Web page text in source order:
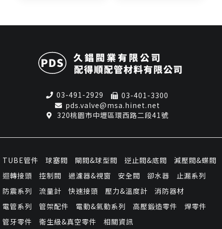
03-491-2929
03-401-3300
pds.valve@msa.hinet.net
320桃園市中壢區環西路二段41號
TUBE管件 球塞閥 閘閥&球型閥 逆止閥&底閥
減壓閥&蝶閥
迴轉接頭
控制閥 過濾器&視窗 安全閥 卻水器
止漏系列
防震系列
流量計 快速接頭 壓力&溫度計
消防器材
電管系列
管架配件 電動&氣動系列 高壓鍛造零件
焊零件
管牙零件
衛生級&真空零件 相關資訊